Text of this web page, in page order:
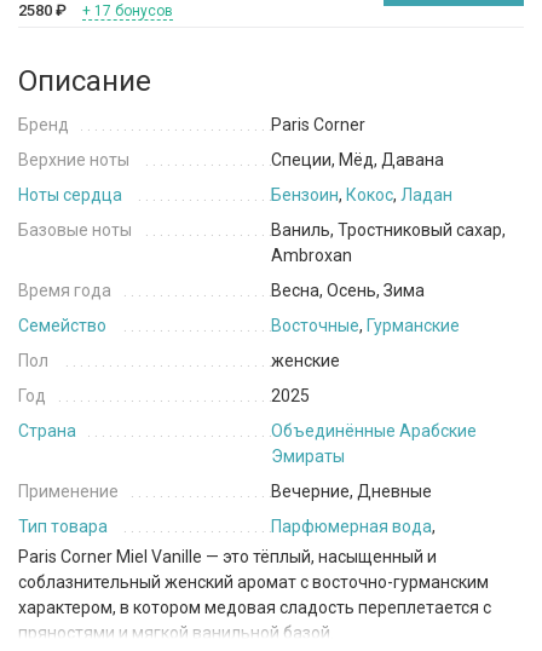
2580 ₽ + 17 бонусов
Описание
Бренд
Paris Corner
Верхние ноты
Специи, Мёд, Давана
Ноты сердца
Бензоин, Кокос, Ладан
Базовые ноты
Ваниль, Тростниковый сахар,
Ambroxan
Время года
Весна, Осень, Зима
Семейство
Восточные, Гурманские
Пол
женские
Год
2025
Страна
Объединённые Арабские
Эмираты
Применение
Вечерние, Дневные
Тип товара
Парфюмерная вода,
Paris Corner Miel Vanille — это тёплый, насыщенный и
соблазнительный женский аромат с восточно-гурманским
характером, в котором медовая сладость переплетается с
пряностями и мягкой ванильной базой.